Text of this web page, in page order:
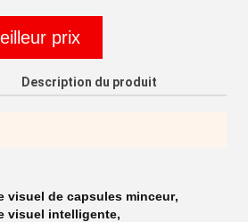
prix
Description du produit
visuel de capsules minceur,
visuel intelligente,